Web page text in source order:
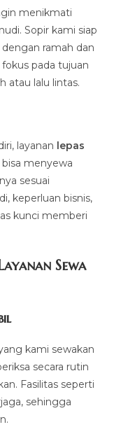
menikmati
Sopir kami siap
ramah dan
pada tujuan
atau lalu lintas.
layanan lepas
menyewa
sesuai
keperluan bisnis,
kunci memberi
Sewa
kami sewakan
secara rutin
Fasilitas seperti
sehingga